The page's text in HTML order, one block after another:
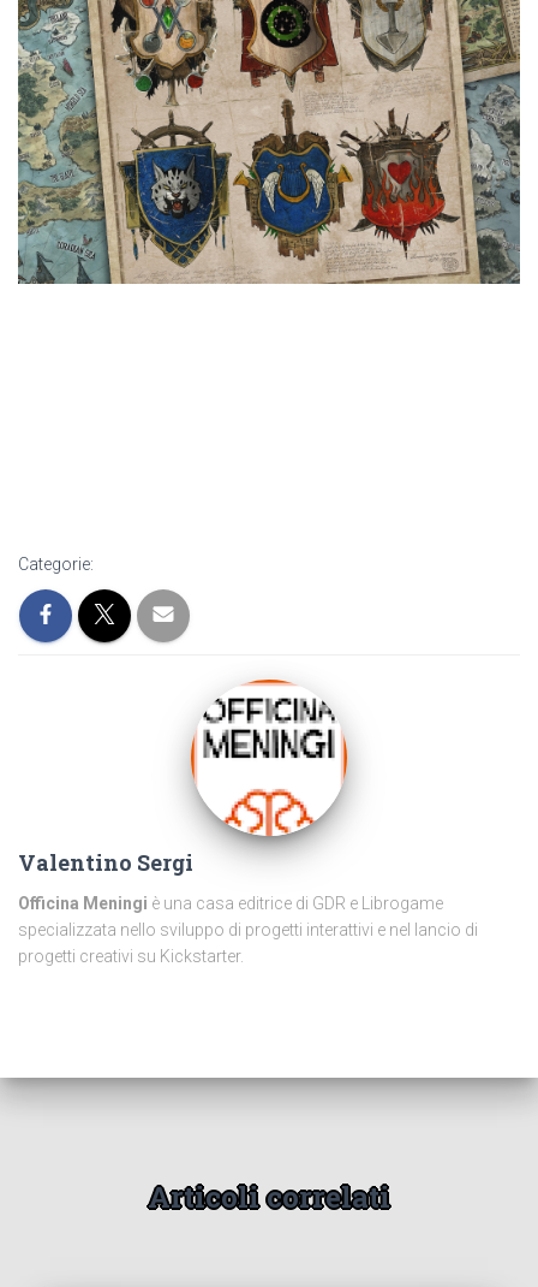
Categorie:
Valentino Sergi
Officina Meningi è una casa editrice di GDR e Librogame
specializzata nello sviluppo di progetti interattivi e nel lancio di
progetti creativi su Kickstarter.
Articoli correlati